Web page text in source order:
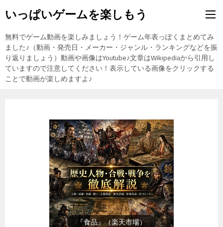
いっぱいゲームを楽しもう
無料でゲーム動画を楽しみましょう！ゲーム年表っぽくまとめてみ
ました♪（動画・発売日・メーカー・ジャンル・ランキングなどを振
り返りましょう）動画や画像はYoutube♪文章はWikipediaから引用し
ていますので注意してください！表示している画像をクリックする
ことで動画が楽しめますよ♪
『食品』（楽天市場）